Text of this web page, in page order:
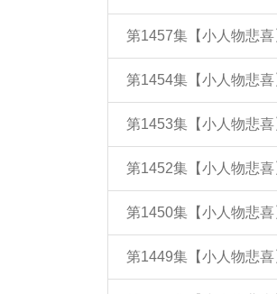
第1457集【小人物悲
第1454集【小人物悲
第1453集【小人物悲
第1452集【小人物悲
第1450集【小人物悲
第1449集【小人物悲